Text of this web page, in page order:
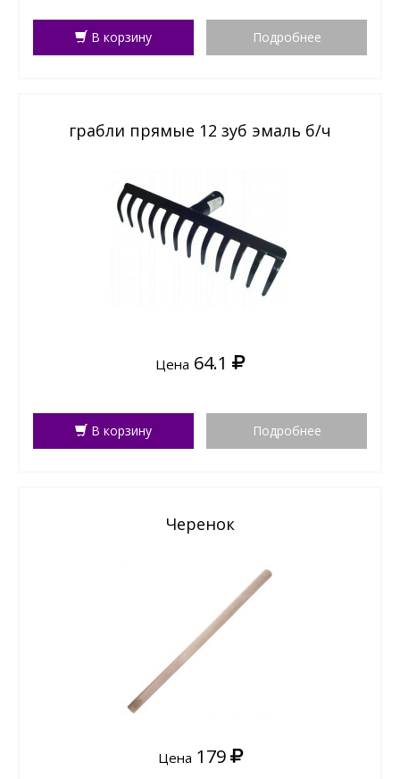
В корзину Подробнее
грабли прямые 12 зуб эмаль б/ч
Цена 64.1
В корзину Подробнее
Черенок
Цена 179